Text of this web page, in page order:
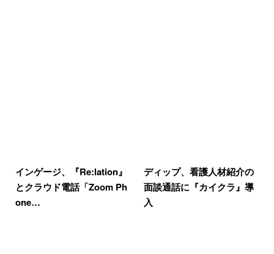
インゲージ、『Re:lation』
とクラウド電話「Zoom Ph
one…
ディップ、看護人材紹介の
面談通話に『カイクラ』導
入